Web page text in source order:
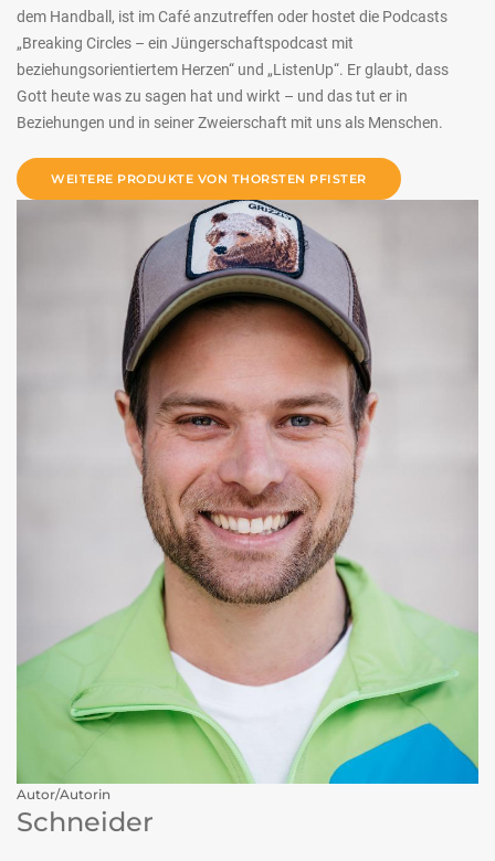
dem Handball, ist im Café anzutreffen oder hostet die Podcasts
„Breaking Circles – ein Jüngerschaftspodcast mit
beziehungsorientiertem Herzen“ und „ListenUp“. Er glaubt, dass
Gott heute was zu sagen hat und wirkt – und das tut er in
Beziehungen und in seiner Zweierschaft mit uns als Menschen.
WEITERE PRODUKTE VON THORSTEN PFISTER
Autor/Autorin
Schneider